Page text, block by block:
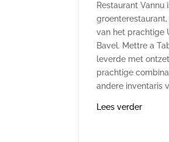
Restaurant Vannu
van het prachtige
Bavel. Mettre a
leverde met
prachtige
andere inventaris
Lees verder